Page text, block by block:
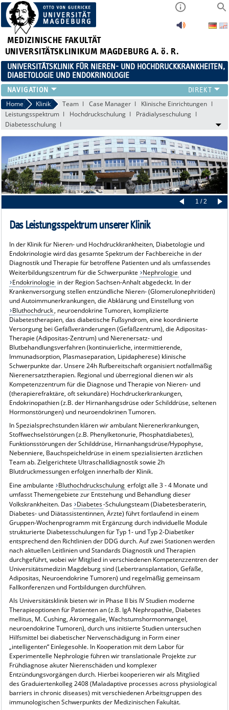
MEDIZINISCHE FAKULTÄT
UNIVERSITÄTSKLINIKUM MAGDEBURG A. ö. R.
UNIVERSITÄTSKLINIK FÜR NIEREN- UND HOCHDRUCKKRANKHEITEN,
DIABETOLOGIE UND ENDOKRINOLOGIE
KLINIK
FORSCHUNG
LEHRE
KARRIERE
LINKS
KONTAKT
AKTUELLES
Home Klinik Team Case Manager
Klinische Einrichtungen
Leistungsspektrum
Hochdruckschulung
Prädialyseschulung
Diabetesschulung
1 / 2
Das Leistungsspektrum unserer Klinik
In der Klinik für Nieren- und Hochdruckkrankheiten, Diabetologie und
Endokrinologie wird das gesamte Spektrum der Fachbereiche in der
Diagnostik und Therapie für betroffene Patienten und als umfassendes
Weiterbildungszentrum für die Schwerpunkte
Nephrologie und
Endokrinologie in der Region Sachsen-Anhalt abgedeckt. In der
Krankenversorgung stellen entzündliche Nieren- (Glomerulonephritiden)
und Autoimmunerkrankungen, die Abklärung und Einstellung von
Bluthochdruck, neuroendokrine Tumoren, komplizierte
Diabetestherapien, das diabetische Fußsyndrom, eine koordinierte
Versorgung bei Gefäßveränderungen (Gefäßzentrum), die Adipositas-
Therapie (Adipositas-Zentrum) und Nierenersatz- und
Blutbehandlungsverfahren (kontinuierliche, intermittierende,
Immunadsorption, Plasmaseparation, Lipidapherese) klinische
Schwerpunkte dar. Unsere 24h Rufbereitschaft organisiert notfallmäßig
Nierenersatztherapien. Regional und überregional dienen wir als
Kompetenzzentrum für die Diagnose und Therapie von Nieren- und
(therapierefraktäre, oft sekundäre) Hochdruckerkrankungen,
Endokrinopathien (z.B. der Hirnanhangsdrüse oder Schilddrüse, seltenen
Hormonstörungen) und neuroendokrinen Tumoren.
In Spezialsprechstunden klären wir ambulant Nierenerkrankungen,
Stoffwechselstörungen (z.B. Phenylketonurie, Phosphatdiabetes),
Funktionsstörungen der Schilddrüse, Hirnanhangsdrüse/Hypophyse,
Nebenniere, Bauchspeicheldrüse in einem spezialisierten ärztlichen
Team ab. Zielgerichtete Ultraschalldiagnostik sowie 2h
Blutdruckmessungen erfolgen innerhalb der Klinik.
Eine ambulante
Bluthochdruckschulung erfolgt alle 3 - 4 Monate und
umfasst Themengebiete zur Entstehung und Behandlung dieser
Volkskrankheiten. Das Diabetes-Schulungsteam (Diabetesberaterin,
Diabetes- und Diätassistentinnen, Ärzte) führt fortlaufend in einem
Gruppen-Wochenprogramm mit Ergänzung durch individuelle Module
strukturierte Diabetesschulungen für Typ 1- und Typ 2-Diabetiker
entsprechend den Richtlinien der DDG durch. Auf zwei Stationen werden
nach aktuellen Leitlinien und Standards Diagnostik und Therapien
durchgeführt, wobei wir Mitglied in verschiedenen Kompetenzzentren der
Universitätsmedizin Magdeburg sind (Lebertransplantation, Gefäße,
Adipositas, Neuroendokrine Tumoren) und regelmäßig gemeinsam
Fallkonferenzen und Fortbildungen durchführen.
Als Universitätsklinik bieten wir in Phase II bis IV Studien moderne
Therapieoptionen für Patienten an (z.B. IgA Nephropathie, Diabetes
mellitus, M. Cushing, Akromegalie, Wachstumshormonmangel,
neuroendokrine Tumoren), durch uns initiierte Studien untersuchen
Hilfsmittel bei diabetischer Nervenschädigung in Form einer
„intelligenten“ Einlegesohle. In Kooperation mit dem Labor für
Experimentelle Nephrologie führen wir translationale Projekte zur
Frühdiagnose akuter Nierenschäden und komplexer
Entzündungsvorgängen durch. Hierbei kooperieren wir als Mitglied
des Graduiertenkolleg 2408 (Maladaptive processes across physiological
barriers in chronic diseases) mit verschiedenen Arbeitsgruppen des
immunologischen Schwerpunkts der Medizinischen Fakultät.